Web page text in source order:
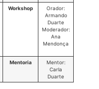
Workshop
Orador:
Armando
Duarte
Moderador:
Ana
Mendonça
Mentoria
Mentor:
Carla
Duarte